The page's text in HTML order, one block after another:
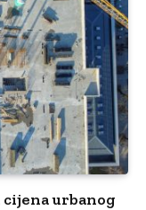
urbanog